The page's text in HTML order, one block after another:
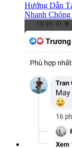
Hướng Dẫn
Nhanh